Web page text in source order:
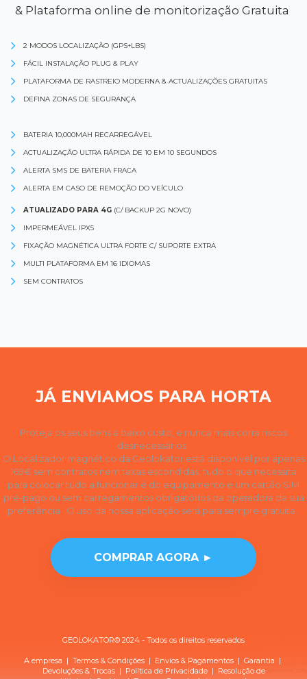
& Plataforma online de monitorização Gratuita
2 MODOS LOCALIZAÇÃO (GPS+LBS)
FÁCIL INSTALAÇÃO PLUG & PLAY
PLATAFORMA DE RASTREIO MODERNA & ACTUALIZAÇÕES GRATUITAS
DEFINA ZONAS DE SEGURANÇA
BATERIA 10,000MAH RECARREGÁVEL
ACTUALIZAÇÃO ULTRA RÁPIDA DE 10 EM 10 SEGUNDOS
ALERTA SMS DE BATERIA FRACA
ALERTA EM CASO DE REMOÇÃO DO VEÍCULO
ATUALIZADO PARA 4G (C/ BACKUP 2G NOVO)
IMPERMEÁVEL IPX5
FIXAÇÃO MAGNÉTICA ULTRA FORTE C/ SUPORTE EXTRA
MULTI PLATAFORMA EM 16 IDIOMAS
SEM CONTRATOS
JÁ ENVIAMOS PARA HORTA
Proteja os seus bens a baixo custo, e nunca mais corra riscos
desnecessários.
O Localizador magnético da Geolokator está disponível por apenas
169€ sem contratos nem taxas escondidas, tudo o que necessita
para colocar tudo a funcionar é do equipamento e um cartão SIM
pré-pago ou sem carregamentos obrigatórios da operadora da sua
preferência. O uso da nossa aplicação será para sempre gratuita.
COMPRAR AGORA ►
GEOLOKATOR© 2024 - Todos os direitos reservados
A empresa | Termos & Condições | Envios & Pagamentos | Garantia |
Devoluções & Trocas| Política de Privacidade| Resolução de